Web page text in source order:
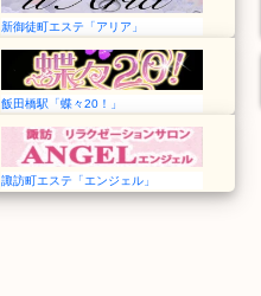
新御徒町エステ「アリア」
飯田橋駅「蝶々20！」
諏訪町エステ「エンジェル」